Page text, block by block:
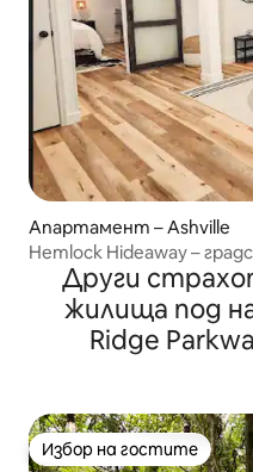
Апартамент – Ashville
Hemlock Hideaway –
Други
жилища под
Ridge
Избор на гостите
Избор на гостите